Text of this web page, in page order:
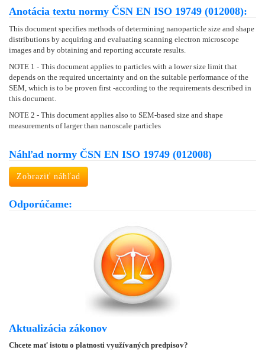
Anotácia textu normy ČSN EN ISO 19749 (012008):
This document specifies methods of determining nanoparticle size and shape
distributions by acquiring and evaluating scanning electron microscope
images and by obtaining and reporting accurate results.
NOTE 1 - This document applies to particles with a lower size limit that
depends on the required uncertainty and on the suitable performance of the
SEM, which is to be proven first -according to the requirements described in
this document.
NOTE 2 - This document applies also to SEM-based size and shape
measurements of larger than nanoscale particles
Náhľad normy ČSN EN ISO 19749 (012008)
Zobraziť náhľad
Odporúčame:
Aktualizácia zákonov
Chcete mať istotu o platnosti využívaných predpisov?